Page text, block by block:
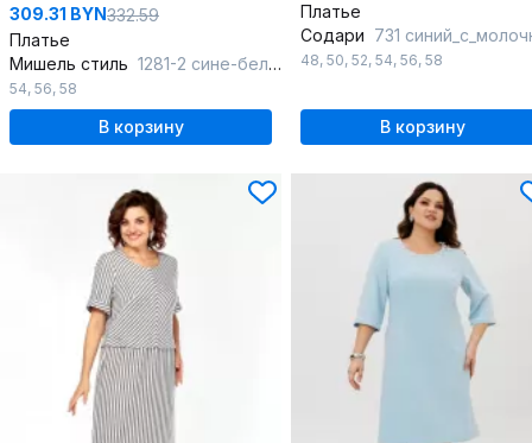
309.31 BYN332.59
Платье
Мишель стиль 1281-2 сине-белый
54, 56, 58
В корзину
Платье
Содари 731
48, 50, 52, 54, 56, 58
В корзину